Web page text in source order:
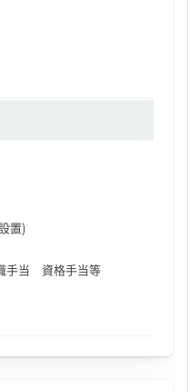
置)
手当 資格手当等